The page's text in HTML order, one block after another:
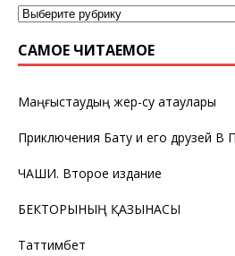
САМОЕ ЧИТАЕМОЕ
Маңғыстаудың жер-су атаулары
Приключения Бату и его друзей
ЧАШИ. Второе издание
БЕКТОРЫНЫҢ ҚАЗЫНАСЫ
Таттимбет